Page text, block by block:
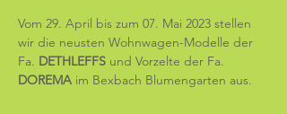
Vom 29. April bis zum 07. Mai 2023 stellen
wir die neusten Wohnwagen-Modelle der
Fa. DETHLEFFS und Vorzelte der Fa.
DOREMA im Bexbach Blumengarten aus.